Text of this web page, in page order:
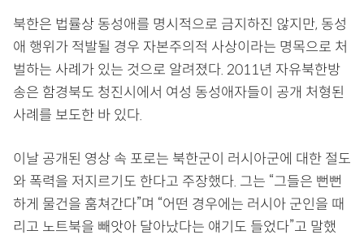
북한은 법률상 동성애를 명시적으로 금지하진 않지만, 동성
애 행위가 적발될 경우 자본주의적 사상이라는 명목으로 처
벌하는 사례가 있는 것으로 알려졌다. 2011년 자유북한방
송은 함경북도 청진시에서 여성 동성애자들이 공개 처형된
사례를 보도한 바 있다.
이날 공개된 영상 속 포로는 북한군이 러시아군에 대한 절도
와 폭력을 저지르기도 한다고 주장했다. 그는 “그들은 뻔뻔
하게 물건을 훔쳐간다”며 “어떤 경우에는 러시아 군인을 때
리고 노트북을 빼앗아 달아났다는 얘기도 들었다”고 말했